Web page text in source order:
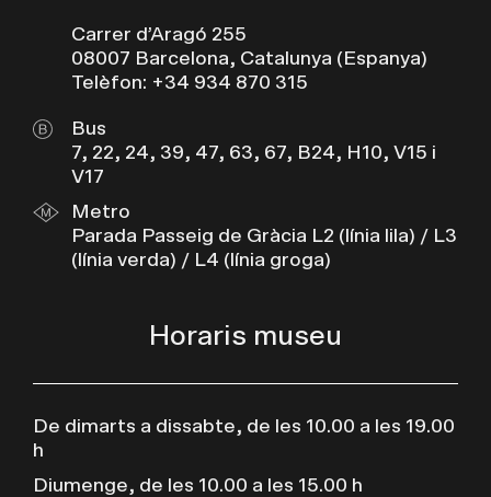
Carrer d’Aragó 255
08007 Barcelona, Catalunya (Espanya)
Telèfon: +34 934 870 315
Bus
7, 22, 24, 39, 47, 63, 67, B24, H10, V15 i
V17
Metro
Parada Passeig de Gràcia L2 (línia lila) / L3
(línia verda) / L4 (línia groga)
Horaris museu
De dimarts a dissabte, de les 10.00 a les 19.00
h
Diumenge, de les 10.00 a les 15.00 h